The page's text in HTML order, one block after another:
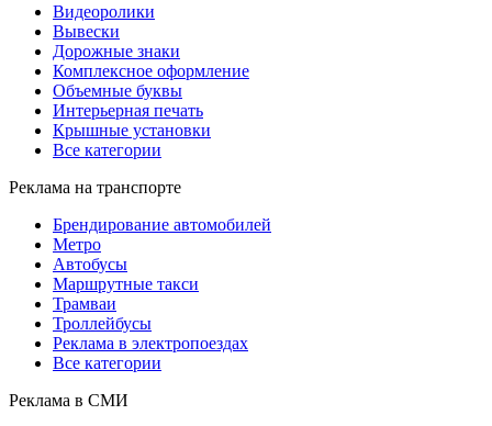
Видеоролики
Вывески
Дорожные знаки
Комплексное оформление
Объемные буквы
Интерьерная печать
Крышные установки
Все категории
Реклама на транспорте
Брендирование автомобилей
Метро
Автобусы
Маршрутные такси
Трамваи
Троллейбусы
Реклама в электропоездах
Все категории
Реклама в СМИ